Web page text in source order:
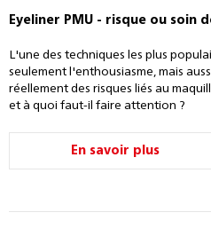
Eyeliner PMU - risque ou soin
L'une des techniques les plus
seulement l'enthousiasme, mais
réellement des risques liés au
et à quoi faut-il faire attention ?
En savoir plus